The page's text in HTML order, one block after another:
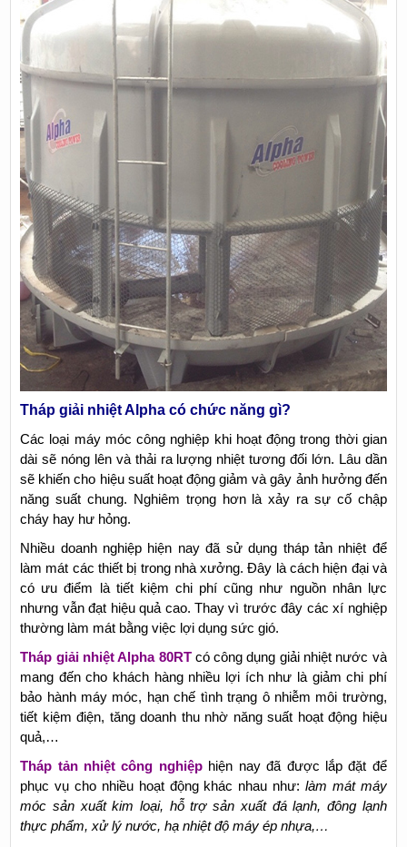
Tháp giải nhiệt Alpha có chức năng gì?
Các loại máy móc công nghiệp khi hoạt động trong thời gian
dài sẽ nóng lên và thải ra lượng nhiệt tương đối lớn. Lâu dần
sẽ khiến cho hiệu suất hoạt động giảm và gây ảnh hưởng đến
năng suất chung. Nghiêm trọng hơn là xảy ra sự cố chập
cháy hay hư hỏng.
Nhiều doanh nghiệp hiện nay đã sử dụng tháp tản nhiệt để
làm mát các thiết bị trong nhà xưởng. Đây là cách hiện đại và
có ưu điểm là tiết kiệm chi phí cũng như nguồn nhân lực
nhưng vẫn đạt hiệu quả cao. Thay vì trước đây các xí nghiệp
thường làm mát bằng việc lợi dụng sức gió.
Tháp giải nhiệt Alpha 80RTcó công dụng giải nhiệt nước và
mang đến cho khách hàng nhiều lợi ích như là giảm chi phí
bảo hành máy móc, hạn chế tình trạng ô nhiễm môi trường,
tiết kiệm điện, tăng doanh thu nhờ năng suất hoạt động hiệu
quả,…
Tháp tản nhiệt công nghiệphiện nay đã được lắp đặt để
phục vụ cho nhiều hoạt động khác nhau như:làm mát máy
móc sản xuất kim loại, hỗ trợ sản xuất đá lạnh, đông lạnh
thực phẩm, xử lý nước, hạ nhiệt độ máy ép nhựa,…